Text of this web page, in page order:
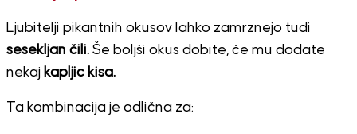
Ljubitelji pikantnih okusov lahko zamrznejo tudi
sesekljan čili.Še boljši okus dobite, če mu dodate
nekaj kapljic kisa.
Ta kombinacija je odlična za: